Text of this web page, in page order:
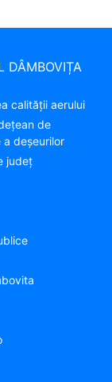
DÂMBOVIȚA
calității aerului
de
a deșeurilor
judeţ